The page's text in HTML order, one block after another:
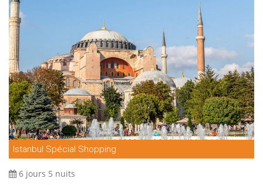
Istanbul Spécial Shopping
6 jours 5 nuits